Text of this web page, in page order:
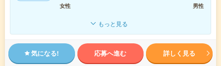
女性
男性
もっと見る
気になる! 応募へ進む 詳しく見る